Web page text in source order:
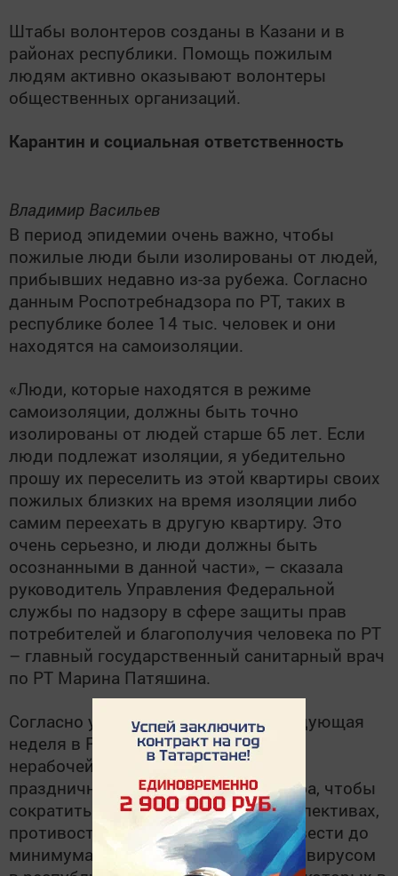
Штабы волонтеров созданы в Казани и в
районах республики. Помощь пожилым
людям активно оказывают волонтеры
общественных организаций.
Карантин и социальная ответственность
Владимир Васильев
В период эпидемии очень важно, чтобы
пожилые люди были изолированы от людей,
прибывших недавно из-за рубежа. Согласно
данным Роспотребнадзора по РТ, таких в
республике более 14 тыс. человек и они
находятся на самоизоляции.
«Люди, которые находятся в режиме
самоизоляции, должны быть точно
изолированы от людей старше 65 лет. Если
люди подлежат изоляции, я убедительно
прошу их переселить из этой квартиры своих
пожилых близких на время изоляции либо
самим переехать в другую квартиру. Это
очень серьезно, и люди должны быть
осознанными в данной части», – сказала
руководитель Управления Федеральной
службы по надзору в сфере защиты прав
потребителей и благополучия человека по РТ
– главный государственный санитарный врач
по РТ Марина Патяшина.
Согласно указу Президента РФ, следующая
неделя в России и Татарстане будет
нерабочей. Однако она не является
праздничной. Это вынужденная мера, чтобы
сократить контакты в трудовых коллективах,
противостоять вызову времени и свести до
минимума случаи новых заражений вирусом